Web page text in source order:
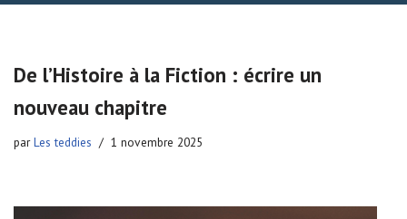
De l’Histoire à la Fiction : écrire un
nouveau chapitre
parLes teddies 1 novembre 2025